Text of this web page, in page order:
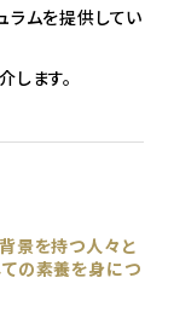
ラムを提供してい
ます。
景を持つ人々と
の素養を身につ